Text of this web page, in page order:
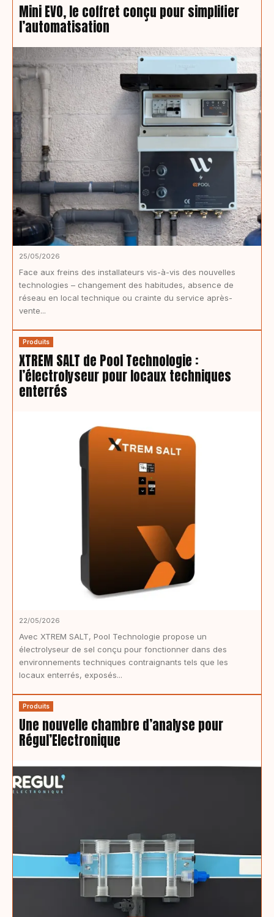
Mini EVO, le coffret conçu pour simplifier
l’automatisation
25/05/2026
Face aux freins des installateurs vis-à-vis des nouvelles
technologies – changement des habitudes, absence de
réseau en local technique ou crainte du service après-
vente...
Produits
XTREM SALT de Pool Technologie :
l’électrolyseur pour locaux techniques
enterrés
22/05/2026
Avec XTREM SALT, Pool Technologie propose un
électrolyseur de sel conçu pour fonctionner dans des
environnements techniques contraignants tels que les
locaux enterrés, exposés...
Produits
Une nouvelle chambre d’analyse pour
Régul’Electronique